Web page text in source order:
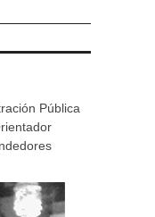
Pública